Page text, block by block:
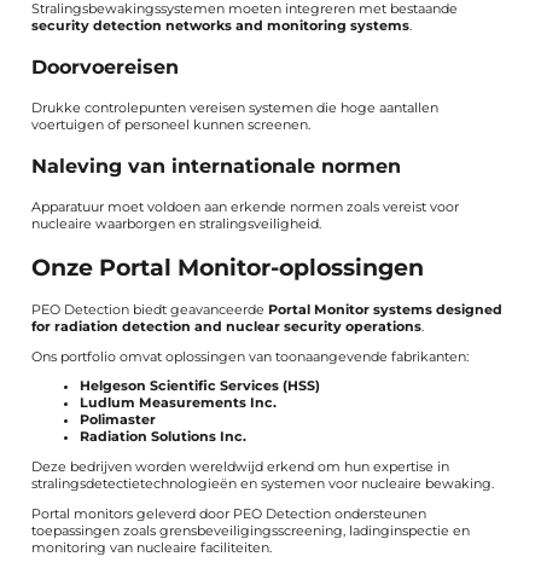
Stralingsbewakingssystemen moeten integreren met bestaande
security detection networks and monitoring systems.
Doorvoereisen
Drukke controlepunten vereisen systemen die hoge aantallen
voertuigen of personeel kunnen screenen.
Naleving van internationale normen
Apparatuur moet voldoen aan erkende normen zoals vereist voor
nucleaire waarborgen en stralingsveiligheid.
Onze Portal Monitor-oplossingen
PEO Detection biedt geavanceerde Portal Monitor systems designed
for radiation detection and nuclear security operations.
Ons portfolio omvat oplossingen van toonaangevende fabrikanten:
Helgeson Scientific Services (HSS)
Ludlum Measurements Inc.
Polimaster
Radiation Solutions Inc.
Deze bedrijven worden wereldwijd erkend om hun expertise in
stralingsdetectietechnologieën en systemen voor nucleaire bewaking.
Portal monitors geleverd door PEO Detection ondersteunen
toepassingen zoals grensbeveiligingsscreening, ladinginspectie en
monitoring van nucleaire faciliteiten.